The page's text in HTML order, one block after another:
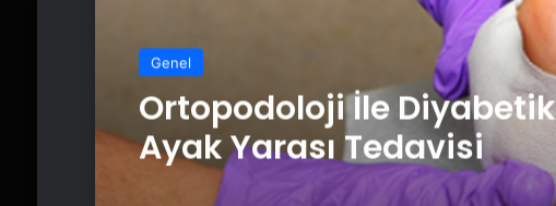
Genel
Ortopodoloji İle Diyabetik
Ayak Yarası Tedavisi